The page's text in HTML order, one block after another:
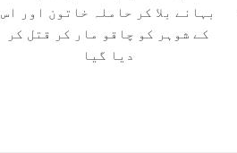
بہانے بلا کر حاملہ خاتون اور اس
کے شوہر کو چاقو مار کر قتل کر
دیا گیا